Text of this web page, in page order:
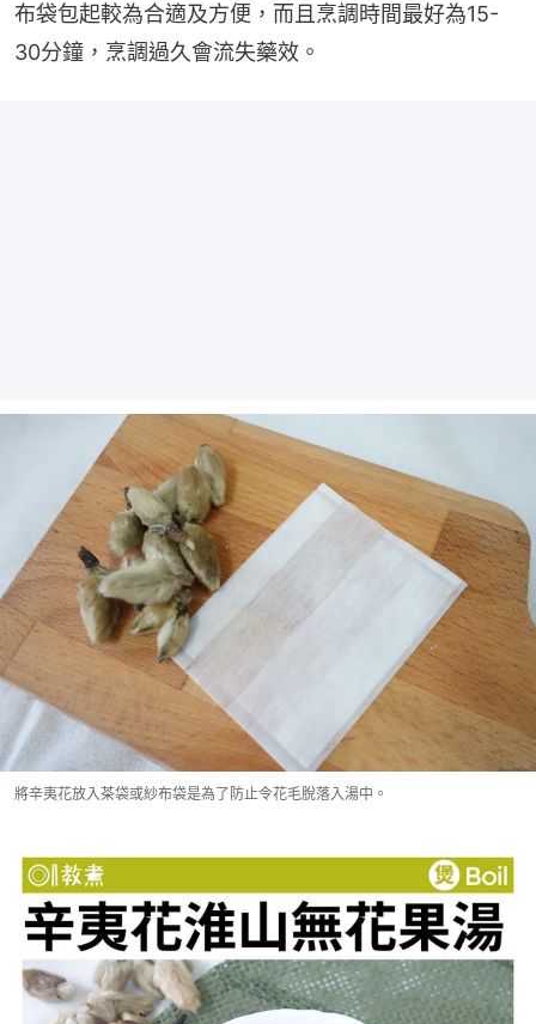
布袋包起較為合適及方便，而且烹調時間最好為15-
30分鐘，烹調過久會流失藥效。
將辛夷花放入茶袋或紗布袋是為了防止令花毛脫落入湯中。